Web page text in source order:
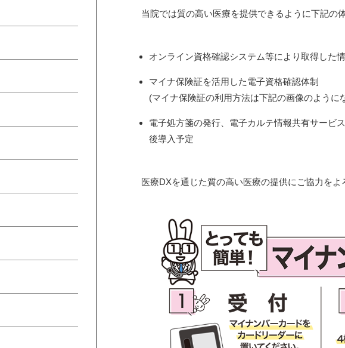
当院では質の高い医療を提供できるように下記の
オンライン資格確認システム等により取得した
マイナ保険証を活用した電子資格確認体制
(マイナ保険証の利用方法は下記の画像のように
電子処方箋の発行、電子カルテ情報共有サービ
後導入予定
医療DXを通じた質の高い医療の提供にご協力をよ